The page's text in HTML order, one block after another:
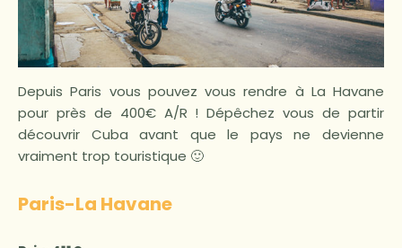
Depuis Paris vous pouvez vous rendre à La Havane
pour près de 400€ A/R ! Dépêchez vous de partir
découvrir Cuba avant que le pays ne devienne
vraiment trop touristique 🙂
Paris-La Havane